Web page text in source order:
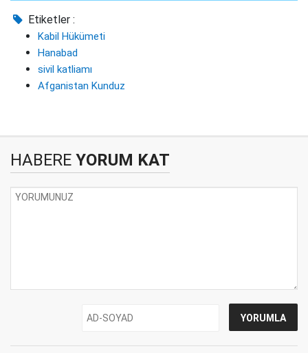
Etiketler :
Kabil Hükümeti
Hanabad
sivil katliamı
Afganistan Kunduz
HABERE YORUM KAT